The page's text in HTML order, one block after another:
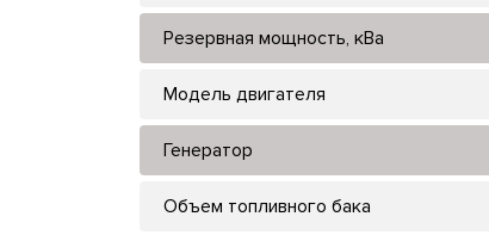
Резервная мощность, кВа
Модель двигателя
Генератор
Объем топливного бака